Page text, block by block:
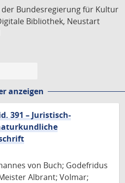
Bundesregierung für Kultur
Bibliothek, Neustart
anzeigen
391 – Juristisch-
von Buch; Godefridus
Albrant; Volmar;